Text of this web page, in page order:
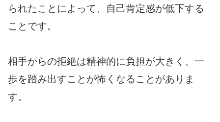
られたことによって、自己肯定感が低下する
ことです。
相手からの拒絶は精神的に負担が大きく、一
歩を踏み出すことが怖くなることがありま
す。